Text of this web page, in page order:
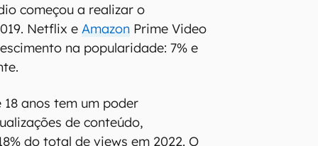
começou a realizar o
Netflix eAmazon Prime Video
na popularidade: 7% e
anos tem um poder
de conteúdo,
do total de views em 2022. O